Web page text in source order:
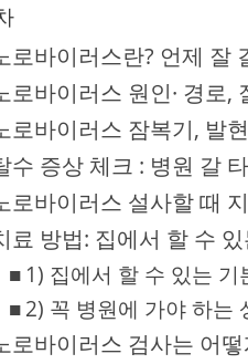
로바이러스란? 언제 잘
로바이러스 원인· 경로,
로바이러스 잠복기, 발
수 증상 체크 : 병원 갈
로바이러스 설사할 때
료 방법: 집에서 할 수
1) 집에서 할 수 있는 기
2) 꼭 병원에 가야 하는
로바이러스 검사는 어